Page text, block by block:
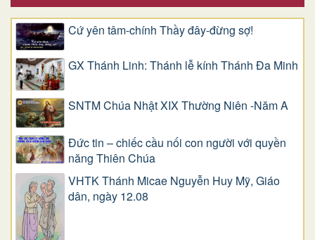
Cứ yên tâm-chính Thầy đây-đừng sợ!
GX Thánh Linh: Thánh lễ kính Thánh Đa Minh
SNTM Chúa Nhật XIX Thường Niên -Năm A
Đức tin – chiếc cầu nối con người với quyền
năng Thiên Chúa
VHTK Thánh Micae Nguyễn Huy Mỹ, Giáo
dân, ngày 12.08